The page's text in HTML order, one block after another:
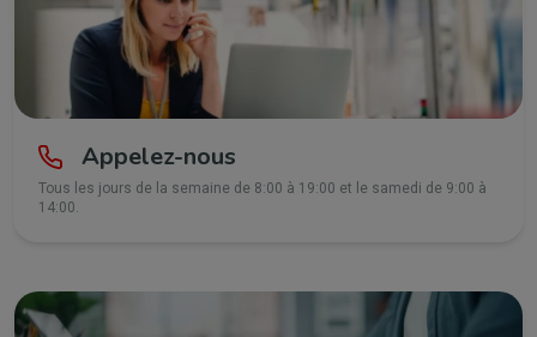
Appelez-nous
Tous les jours de la semaine de 8:00 à 19:00 et le samedi de 9:00 à
14:00.